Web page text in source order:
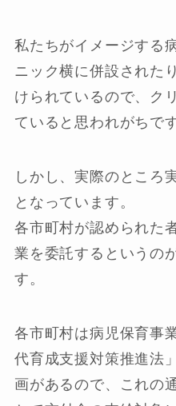
私たちがイメージする
ニック横に併設された
けられているので、ク
ていると思われがちです
しかし、実際のところ
となっています。
各市町村が認められた
業を委託するというの
す。
各市町村は病児保育事
代育成支援対策推進法
画があるので、これの